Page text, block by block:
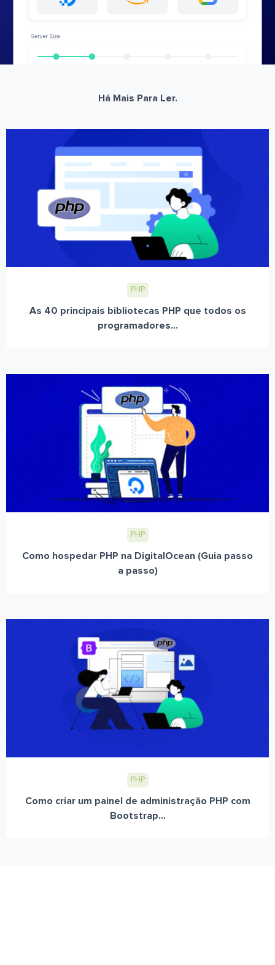
Há Mais Para Ler.
PHP
As 40 principais bibliotecas PHP que todos os
programadores...
PHP
Como hospedar PHP na DigitalOcean (Guia passo
a passo)
PHP
Como criar um painel de administração PHP com
Bootstrap...